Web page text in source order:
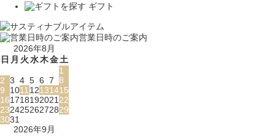
ギフト
営業日時のご案内
2026年8月
日 月 火水木金土
1
2 3 4 5 6 7 8
9
1011 12131415
161718192021 22
23242526272829
3031
2026年9月